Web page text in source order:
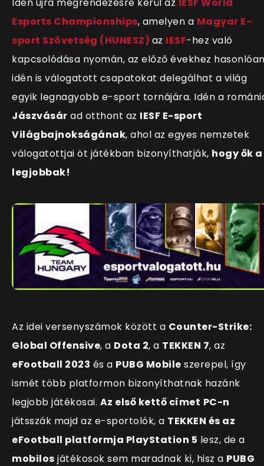
Idén újra megrendezésre kerül az IESF World
Esports Championships, amelyen a Magyar E-
sport Szövetség (HUNESZ) az IESF-hez való
kapcsolódása nyomán, az előző évekhez
idén is válogatott csapatokat delegálhat a világ
egyik legnagyobb e-sport tornájára. Idén a
Jászvásár ad otthont az IESF E-sport
Világbajnokságának, ahol az egyes nemzetek
válogatottjai öt játékban bizonyíthatják, hogy ők a
legjobbak!
Az idei versenyszámok között a Counter-Strike:
Global Offensive, a Dota 2, a TEKKEN 7, az
eFootball 2023 és a PUBG Mobile szerepel, így
ismét több platformon bizonyíthatnak hazánk
legjobb játékosai. Az első kettő címet PC-n
játsszák majd az e-sportolók, a TEKKEN és az
eFootball platformja PlayStation 5 lesz, de a
mobilos játékosok sem maradnak ki, hisz a PUBG